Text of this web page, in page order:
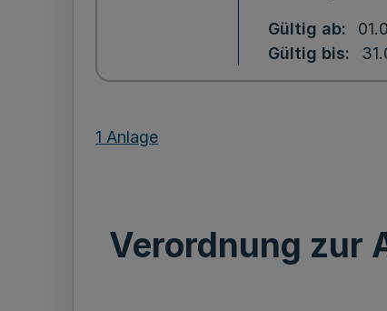
Gültig ab
Gültig bis
1 Anlage
Verordnung zur